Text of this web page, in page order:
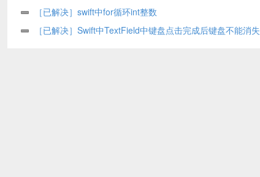
［已解决］swift中for循环int整数
［已解决］Swift中TextField中键盘点击完成后键盘不能消失